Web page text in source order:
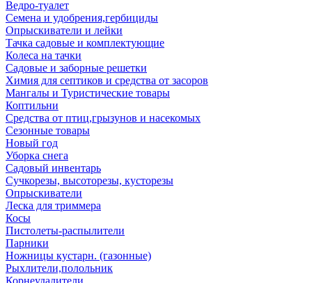
Ведро-туалет
Семена и удобрения,гербициды
Опрыскиватели и лейки
Тачка садовые и комплектующие
Колеса на тачки
Садовые и заборные решетки
Химия для септиков и средства от засоров
Мангалы и Туристические товары
Коптильни
Средства от птиц,грызунов и насекомых
Сезонные товары
Новый год
Уборка снега
Садовый инвентарь
Сучкорезы, высоторезы, кусторезы
Опрыскиватели
Леска для триммера
Косы
Пистолеты-распылители
Парники
Ножницы кустарн. (газонные)
Рыхлители,полольник
Корнеудалители